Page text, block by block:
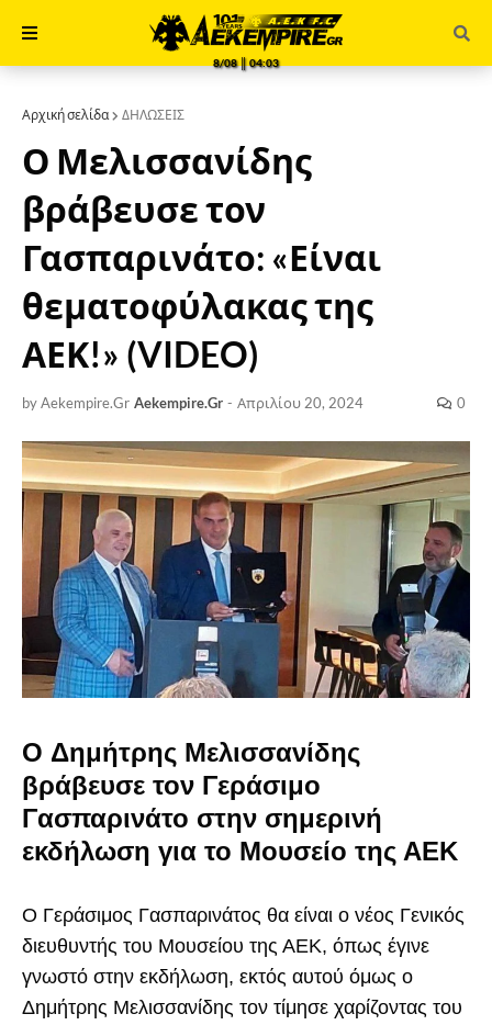
8/08 ║ 04:03
Αρχική σελίδα ΔΗΛΩΣΕΙΣ
Ο Μελισσανίδης
βράβευσε τον
Γασπαρινάτο: «Είναι
θεματοφύλακας της
ΑΕΚ!» (VIDEO)
by Aekempire.Gr Aekempire.Gr - Απριλίου 20, 2024 0
O Δημήτρης Μελισσανίδης
βράβευσε τον Γεράσιμο
Γασπαρινάτο στην σημερινή
εκδήλωση για το Μουσείο της ΑΕΚ
Ο Γεράσιμος Γασπαρινάτος θα είναι ο νέος Γενικός
διευθυντής του Μουσείου της ΑΕΚ, όπως έγινε
γνωστό στην εκδήλωση, εκτός αυτού όμως ο
Δημήτρης Μελισσανίδης τον τίμησε χαρίζοντας του